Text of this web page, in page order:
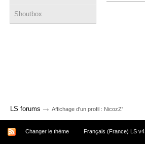
Shoutbox
LS forums → Affichage d'un profil : NicozZ'
Changer le thème Français (France) LS v4